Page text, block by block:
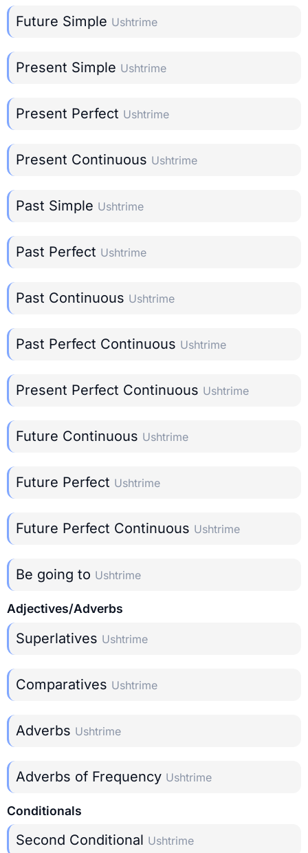
Future Simple Ushtrime
Present Simple Ushtrime
Present Perfect Ushtrime
Present Continuous Ushtrime
Past Simple Ushtrime
Past Perfect Ushtrime
Past Continuous Ushtrime
Past Perfect Continuous Ushtrime
Present Perfect Continuous Ushtrime
Future Continuous Ushtrime
Future Perfect Ushtrime
Future Perfect Continuous Ushtrime
Be going to Ushtrime
Adjectives/Adverbs
Superlatives Ushtrime
Comparatives Ushtrime
Adverbs Ushtrime
Adverbs of Frequency Ushtrime
Conditionals
Second Conditional Ushtrime